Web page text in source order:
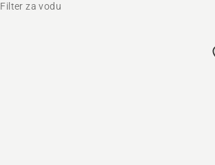
Filter za vodu